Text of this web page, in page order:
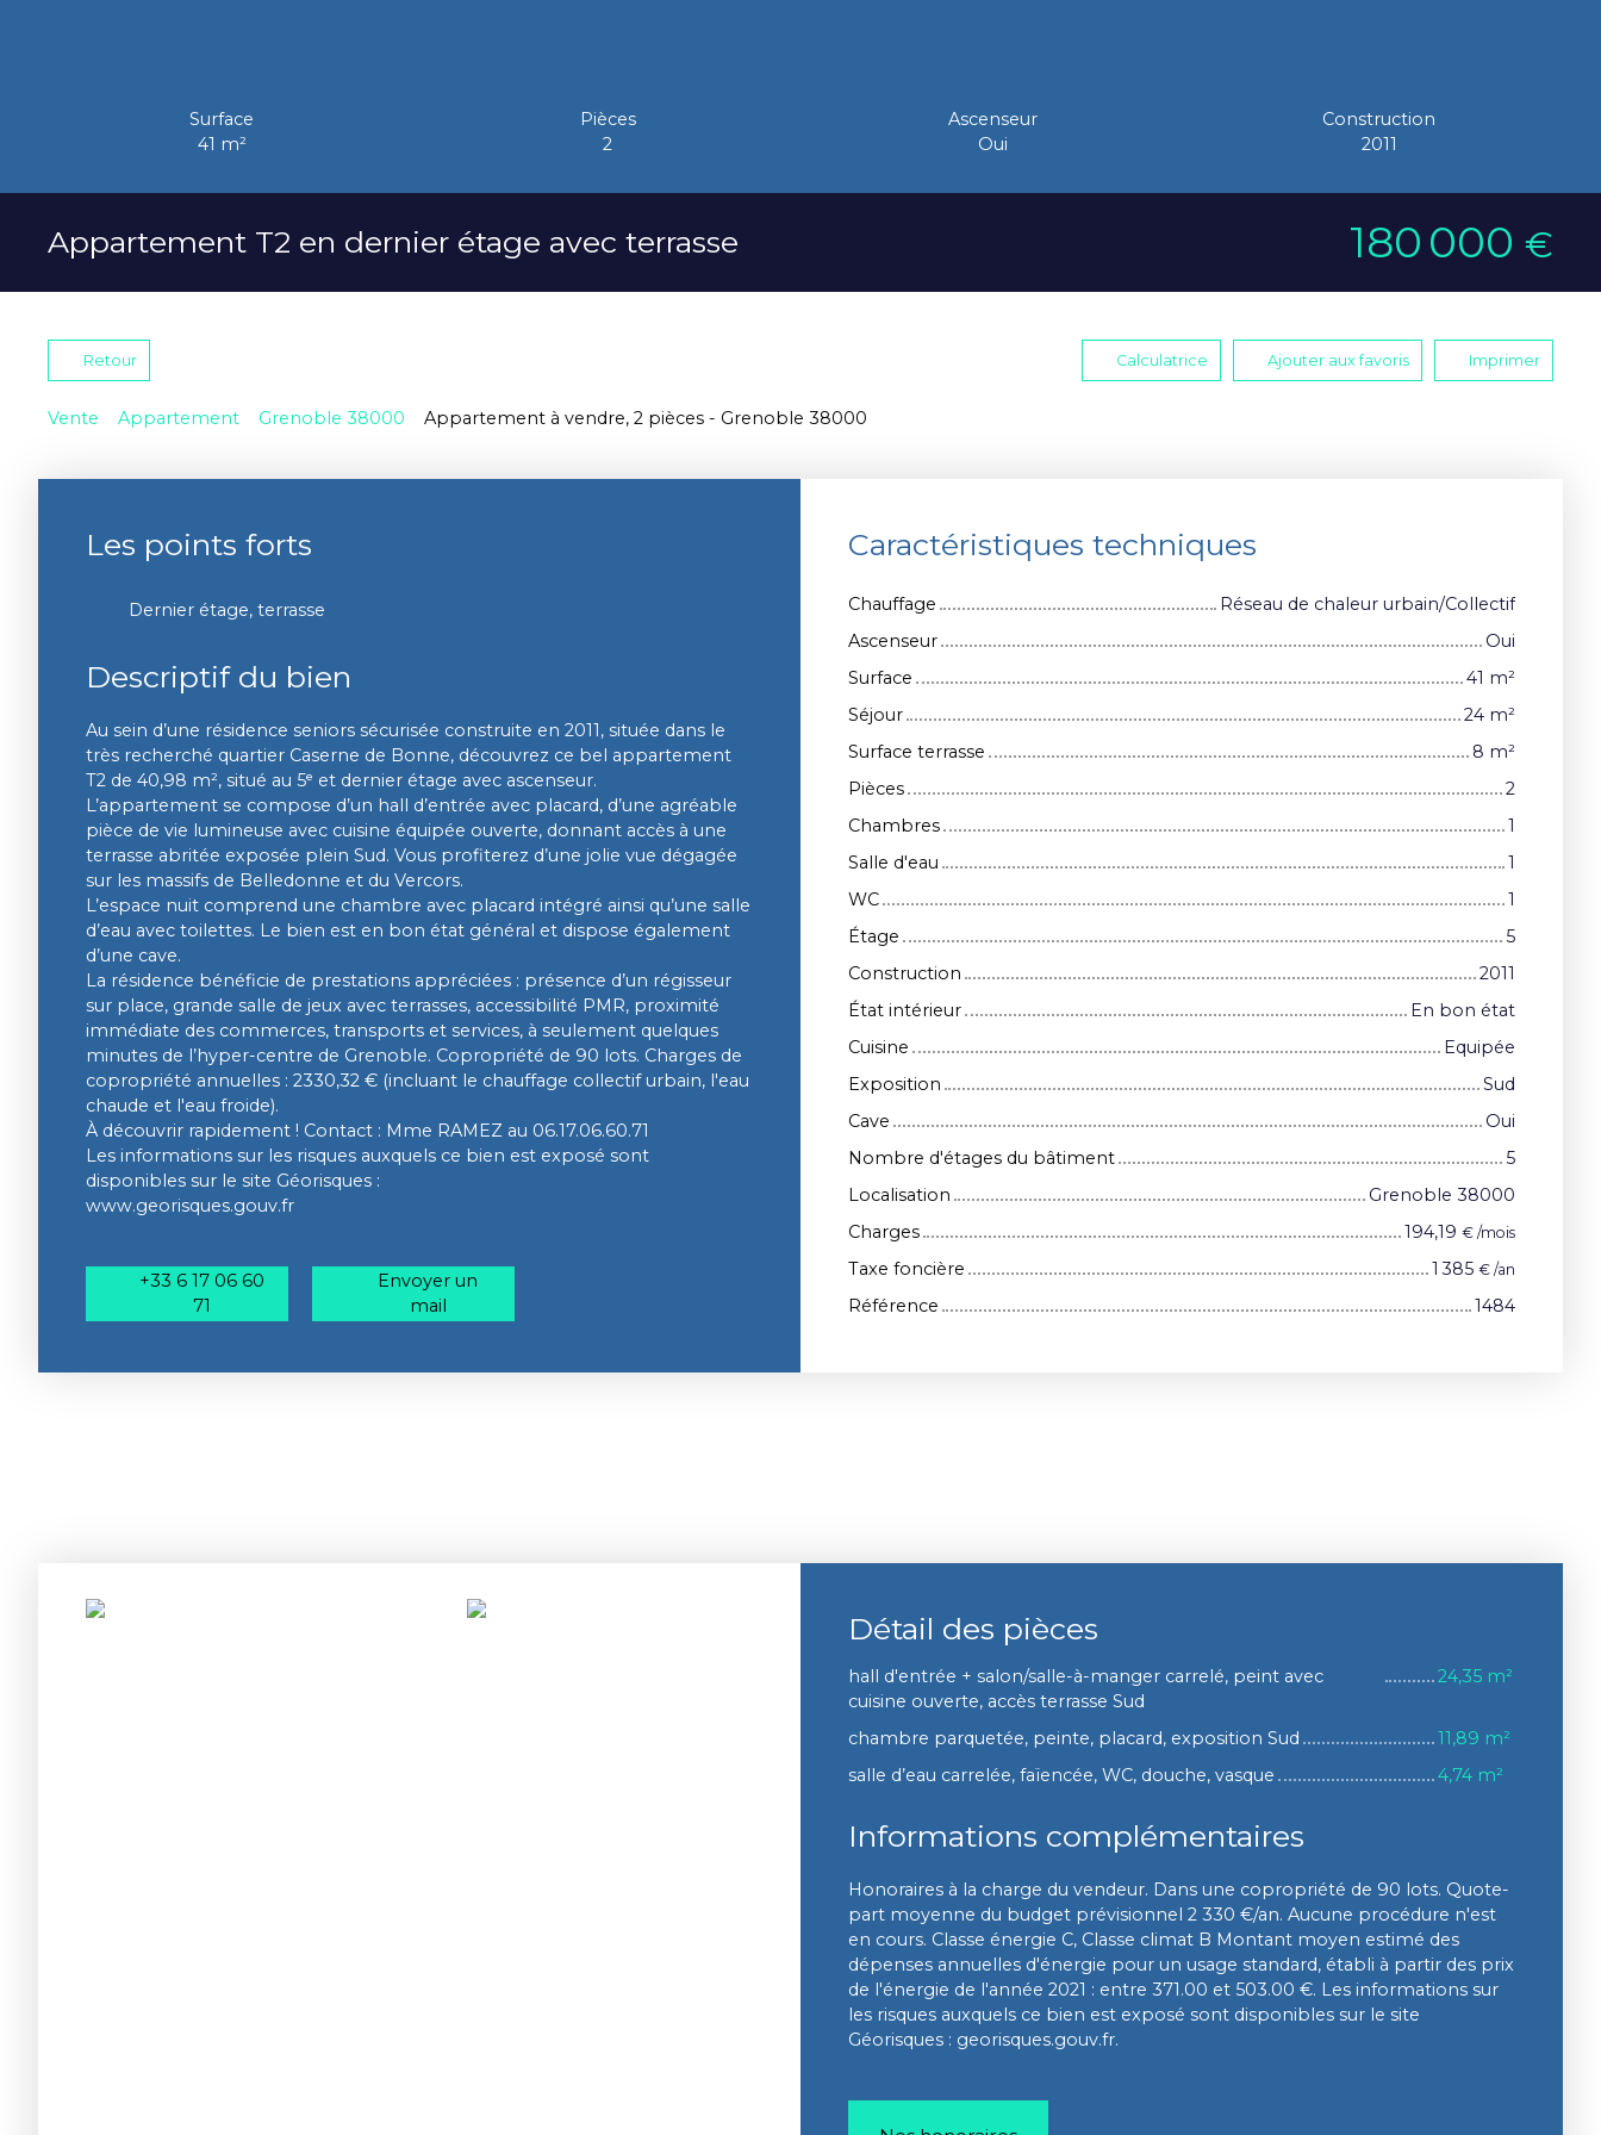
Surface
41 m²
Pièces
2
Ascenseur
Oui
Construction
2011
Appartement T2 en dernier étage avec terrasse 180 000 €
Retour Calculatrice Ajouter aux favoris Imprimer
Vente Appartement Grenoble 38000 Appartement à vendre, 2 pièces - Grenoble 38000
Les points forts
Dernier étage, terrasse
Descriptif du bien
Au sein d’une résidence seniors sécurisée construite en 2011, située dans le
très recherché quartier Caserne de Bonne, découvrez ce bel appartement
T2 de 40,98 m², situé au 5ᵉ et dernier étage avec ascenseur.
L’appartement se compose d’un hall d’entrée avec placard, d’une agréable
pièce de vie lumineuse avec cuisine équipée ouverte, donnant accès à une
terrasse abritée exposée plein Sud. Vous profiterez d’une jolie vue dégagée
sur les massifs de Belledonne et du Vercors.
L’espace nuit comprend une chambre avec placard intégré ainsi qu’une salle
d’eau avec toilettes. Le bien est en bon état général et dispose également
d’une cave.
La résidence bénéficie de prestations appréciées : présence d’un régisseur
sur place, grande salle de jeux avec terrasses, accessibilité PMR, proximité
immédiate des commerces, transports et services, à seulement quelques
minutes de l’hyper-centre de Grenoble. Copropriété de 90 lots. Charges de
copropriété annuelles : 2330,32 € (incluant le chauffage collectif urbain, l'eau
chaude et l'eau froide).
À découvrir rapidement ! Contact : Mme RAMEZ au 06.17.06.60.71
Les informations sur les risques auxquels ce bien est exposé sont
disponibles sur le site Géorisques :
www.georisques.gouv.fr
+33 6 17 06 60
71
Envoyer un
mail
Caractéristiques techniques
Chauffage
Réseau de chaleur urbain/Collectif
Ascenseur
Oui
Surface
41 m²
Séjour
24 m²
Surface terrasse
8 m²
Pièces
2
Chambres
1
Salle d'eau
1
WC
1
Étage
5
Construction
2011
État intérieur
En bon état
Cuisine
Equipée
Exposition
Sud
Cave
Oui
Nombre d'étages du bâtiment
5
Localisation
Grenoble 38000
Charges
194,19 € /mois
Taxe foncière 1 385 € /an
Référence 1484
Détail des pièces
hall d'entrée + salon/salle-à-manger carrelé, peint avec
cuisine ouverte, accès terrasse Sud
24,35 m²
chambre parquetée, peinte, placard, exposition Sud
11,89 m²
salle d’eau carrelée, faïencée, WC, douche, vasque
4,74 m²
Informations complémentaires
Honoraires à la charge du vendeur. Dans une copropriété de 90 lots. Quote-
part moyenne du budget prévisionnel 2 330 €/an. Aucune procédure n'est
en cours. Classe énergie C, Classe climat B Montant moyen estimé des
dépenses annuelles d'énergie pour un usage standard, établi à partir des prix
de l'énergie de l'année 2021 : entre 371.00 et 503.00 €. Les informations sur
les risques auxquels ce bien est exposé sont disponibles sur le site
Géorisques : georisques.gouv.fr.